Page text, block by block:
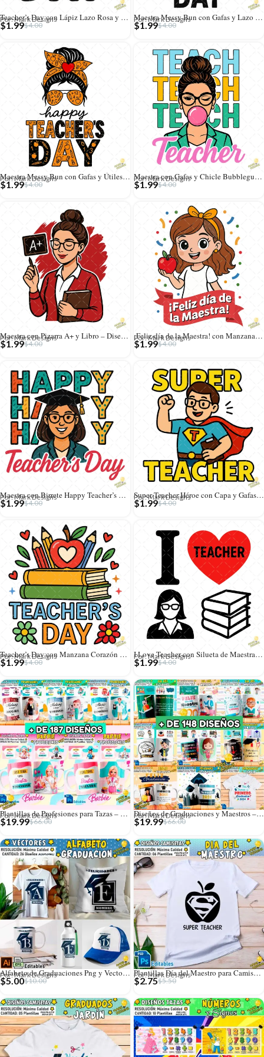
Teacher’s Day con Lápiz Lazo Rosa y Patrones de Flores – Vector y PNG 4K
Por: Mark Designs
$4.00
$1.99
Maestra Messy Bun con Gafas y Lazo Leopardo – Diseño Vectorial y PNG 4K
Por: Mark Designs
$4.00
$1.99
Maestra Messy Bun con Gafas y Útiles Escolares – Vector y PNG 4K
Por: Mark Designs
$4.00
$1.99
Maestra con Gafas y Chicle Bubblegum – Diseño Vectorial y PNG 4K
Por: Mark Designs
$4.00
$1.99
Maestra con Pizarra A+ y Libro – Diseño Vectorial y PNG 4K
Por: Mark Designs
$4.00
$1.99
¡Feliz día de la Maestra! con Manzana Roja y Confeti – Vector y PNG 4K
Por: Mark Designs
$4.00
$1.99
Maestra con Birrete Happy Teacher’s Day – Diseño Vectorial y PNG 4K
Por: Mark Designs
$4.00
$1.99
Super Teacher Héroe con Capa y Gafas – Diseño Vectorial y PNG 4K
Por: Mark Designs
$4.00
$1.99
Teacher’s Day con Manzana Corazón y Libros Apilados – Vector y PNG 4K
Por: Mark Designs
$4.00
$1.99
I Love Teacher con Silueta de Maestra y Libros – Diseño Vectorial y PNG 4K
Por: Mark Designs
$4.00
$1.99
Plantillas de Profesiones para Tazas – MEGA PACK
Por: Mark Designs
$66.00
$19.99
Diseños de Graduaciones y Maestros – MEGA PACK
Por: Mark Designs
$66.00
$19.99
Alfabeto de Graduaciones Png y Vectores
Por: Mark Designs
$10.00
$5.00
Plantillas Día del Maestro para Camisetas
Por: Mark Designs
$5.50
$2.75